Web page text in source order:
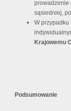
prowadzenie
sąsiedniej,
W
Krajowemu
Podsumowanie